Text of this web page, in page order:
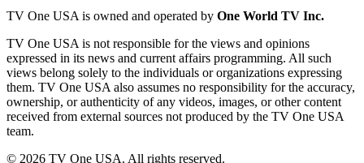
TV One USA is owned and operated by One World TV Inc.
TV One USA is not responsible for the views and opinions
expressed in its news and current affairs programming. All such
views belong solely to the individuals or organizations expressing
them. TV One USA also assumes no responsibility for the accuracy,
ownership, or authenticity of any videos, images, or other content
received from external sources not produced by the TV One USA
team.
© 2026 TV One USA. All rights reserved.